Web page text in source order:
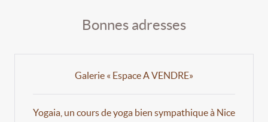
Bonnes adresses
Galerie « Espace A VENDRE»
Yogaia, un cours de yoga bien sympathique à Nice